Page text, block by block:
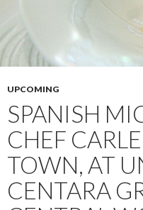
UPCOMING
SPANISH
CHEF
TOWN, AT
CENTARA